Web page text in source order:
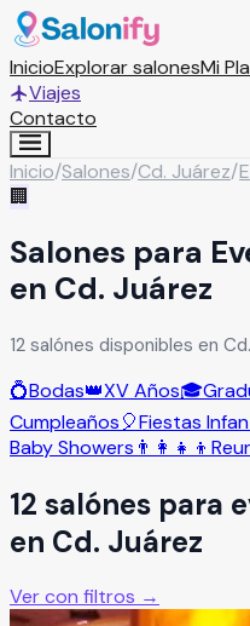
InicioExplorar salonesMi
Viajes
Contacto
Inicio/Salones/Cd. Juárez/
🏢
Salones para
en Cd. Juárez
12 salónes disponibles en
💍Bodas👑XV Años🎓
Cumpleaños🎈Fiestas
Baby Showers 👨‍👩‍👧‍👦
12 salónes para
en Cd. Juárez
Ver con filtros →